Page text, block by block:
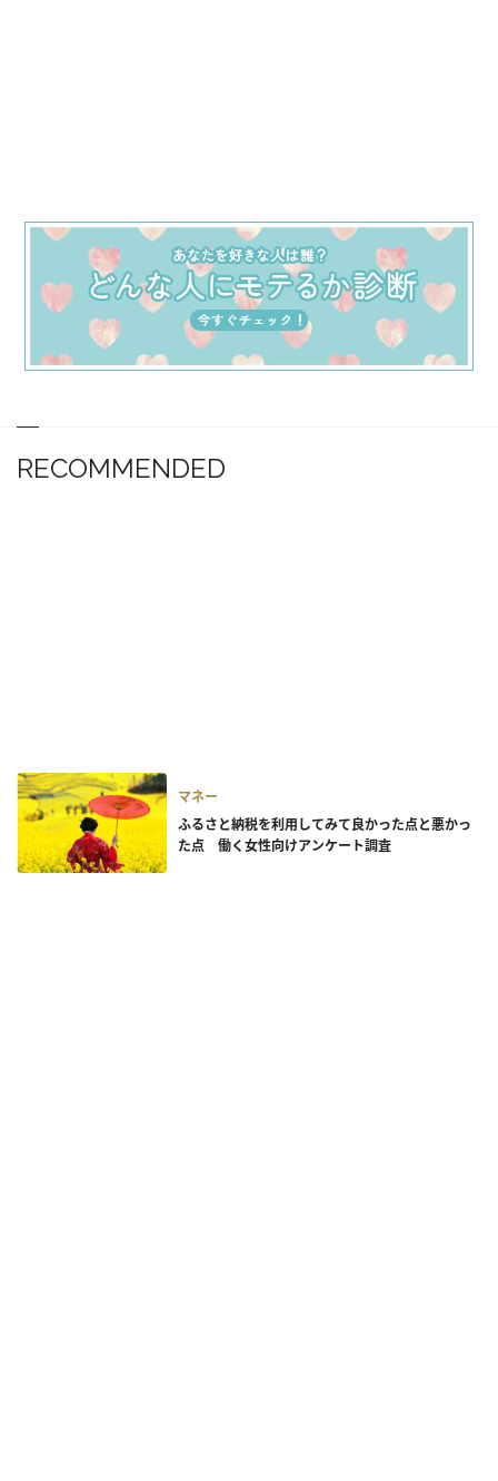
RECOMMENDED
マネー
ふるさと納税を利用してみて良かった点と悪かっ
た点 働く女性向けアンケート調査